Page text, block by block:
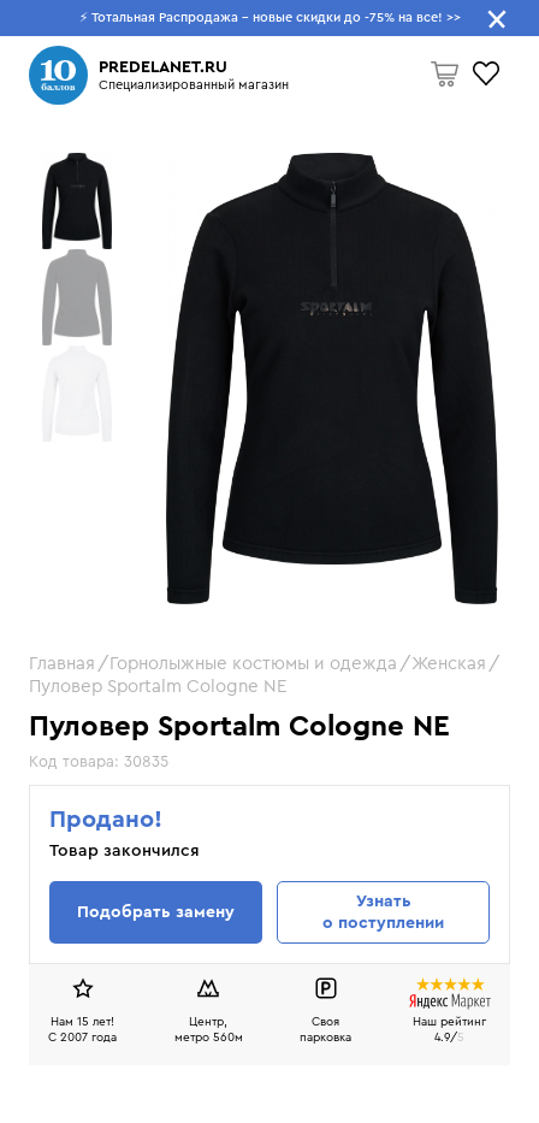
⚡ Тотальная Распродажа - новые скидки до -75% на все! >>
PREDELANET.RU
Специализированный магазин
Пусто
Что будем искать?
Пуловер Sportalm Cologne NE
Код товара: 30835
Главная Горнолыжные костюмы и одежда
Женская
Пуловер Sportalm Cologne NE
Продано!
Товар закончился
Подобрать замену
Узнать
о поступлении
Нам 15 лет!
C 2007 года
Центр,
метро 560м
Своя
парковка
Наш рейтинг
4.9/5